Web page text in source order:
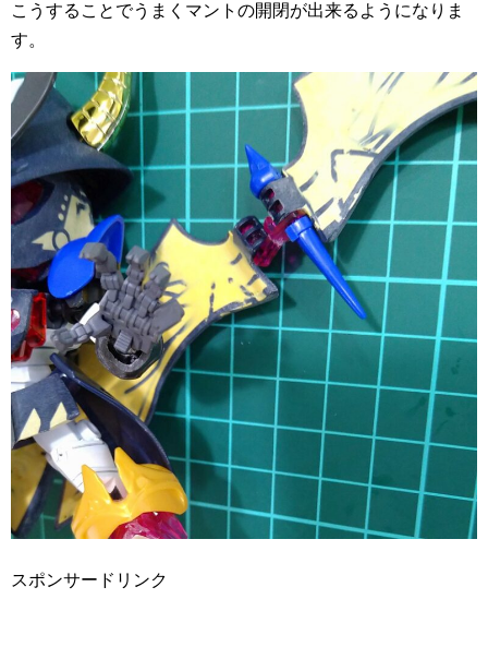
こうすることでうまくマントの開閉が出来るようになりま
す。
スポンサードリンク